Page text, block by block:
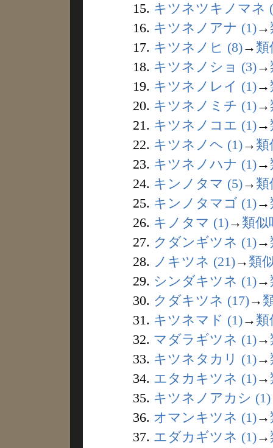
15. キツネツキノマネ
16. キツネノアナ (1)→
17. キツネノヒ (8)→ 類
18. キツネノショ (3)→
19. キツネノレイ (1)→
20. キツネノミチ (1)→
21. キツネノコエ (1)→
22. キツネノヘ (1)→ 類
23. キツネノハナ (1)→
24. キンノタマ (5)→ 類
25. キンノタマゴ (1)→
26. キノタマ (1)→ 類似
27. クダンギツネ (1)→
28. ノキツネ (21)→ 類
29. シンダキツネ (1)→
30. クダキツネ (17)→
31. キツネマド (1)→ 類
32. マダラギツネ (1)→
33. キツネタカリ (1)→
34. エタカキツネ (1)→
35. キツネノアカシ (1)
36. オマンキツネ (1)→
37. エダカギツネ (1)→